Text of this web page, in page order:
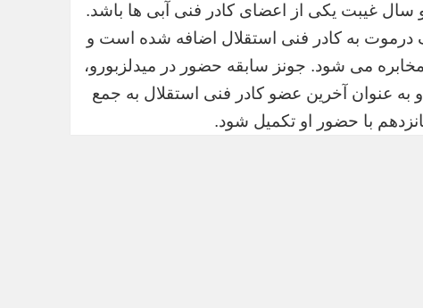
سال غیبت یکی از اعضای کادر فنی آبی ها باشد.
درموت به کادر فنی استقلال اضافه شده است و
می شود. جونز سابقه حضور در میدلزبورو،
به عنوان آخرین عضو کادر فنی استقلال به جمع
با حضور او تکمیل شود.